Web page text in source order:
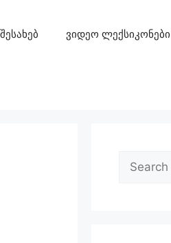
ვიდეო ლექსიკონები